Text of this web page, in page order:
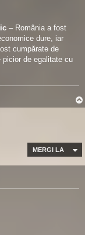
– România a fost
dure, iar
cumpărate de
de egalitate cu
MERGI LA